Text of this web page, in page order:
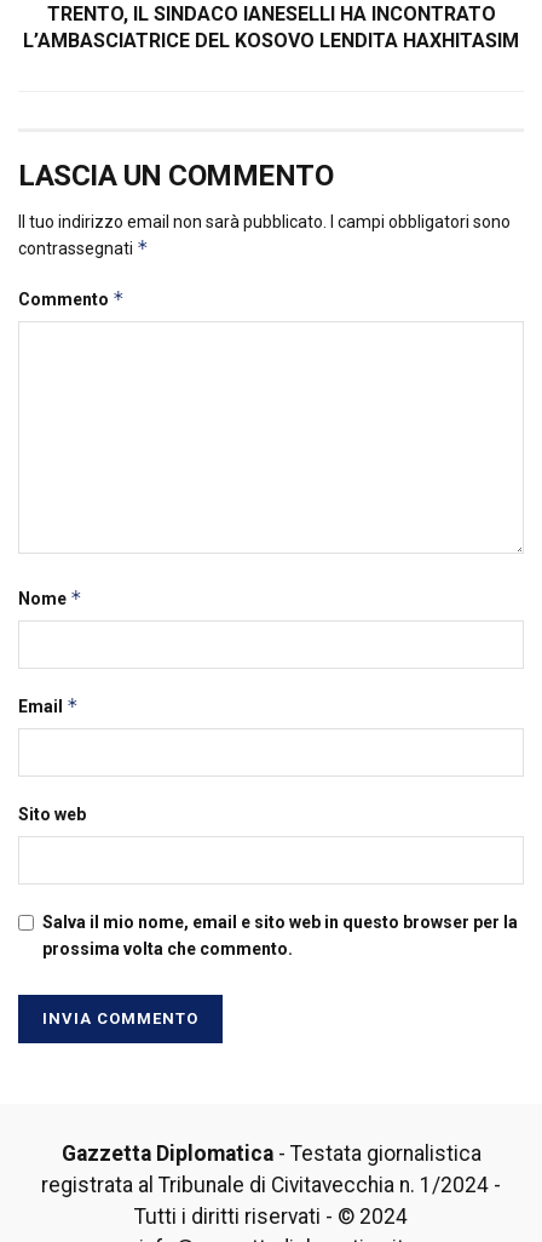
TRENTO, IL SINDACO IANESELLI HA INCONTRATO
L’AMBASCIATRICE DEL KOSOVO LENDITA HAXHITASIM
LASCIA UN COMMENTO
Il tuo indirizzo email non sarà pubblicato.
I campi obbligatori sono
contrassegnati *
Commento *
Nome *
Email *
Sito web
Salva il mio nome, email e sito web in questo browser per la
prossima volta che commento.
Gazzetta Diplomatica- Testata giornalistica
registrata al Tribunale di Civitavecchia n. 1/2024 -
Tutti i diritti riservati - © 2024